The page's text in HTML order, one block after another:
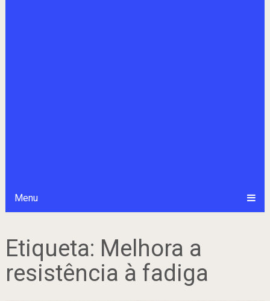
Menu
Etiqueta: Melhora a
resistência à fadiga